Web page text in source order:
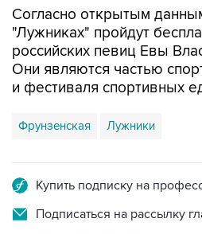
Согласно открытым
"Лужниках" пройдут
российских певиц Евы
Они являются частью
и фестиваля спортивных
Фрунзенская Лужники
Купить подписку на
Подписаться на рассылку